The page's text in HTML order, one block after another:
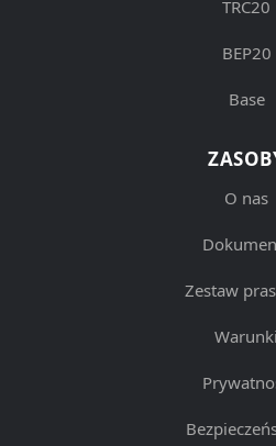
TRC20
BEP20
Base
O nas
Zestaw
Warunki